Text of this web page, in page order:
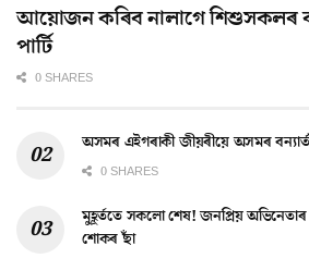
আয়োজন কৰিব নালাগে শিশুসকলৰ
পাৰ্টি
0 SHARES
অসমৰ এইগৰাকী জীয়ৰীয়ে অসমৰ
0 SHARES
মুহূৰ্ততে সকলো শেষ! জনপ্ৰিয়
শোকৰ ছাঁ